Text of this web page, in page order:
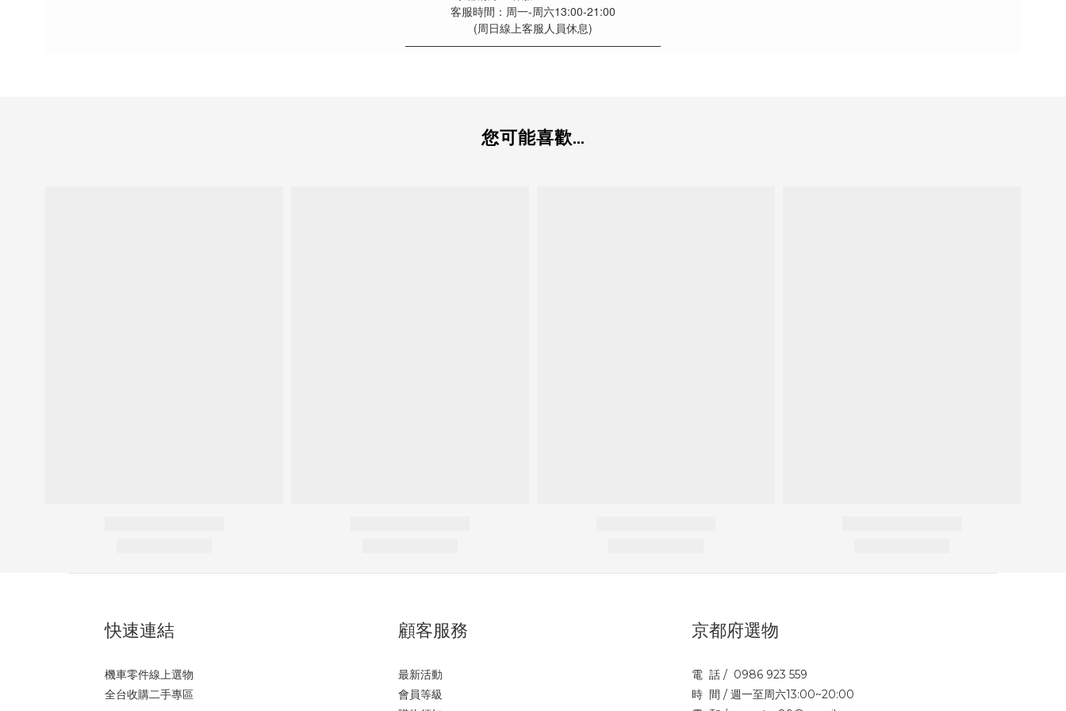
客服時間：周一-周六13:00-21:00
(周日線上客服人員休息)
———————————————————————
您可能喜歡...
快速連結
機車零件線上選物
全台收購二手專區
顧客服務
最新活動
會員等級
京都府選物
電 話 / 0986 923 559
時 間 / 週一至周六13:00~20:00